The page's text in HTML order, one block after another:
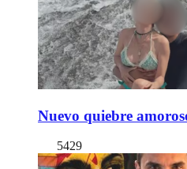
Nuevo quiebre
5429